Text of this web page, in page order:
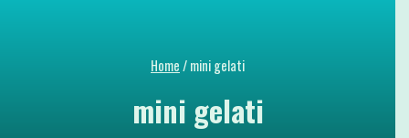
Home/mini gelati
mini gelati